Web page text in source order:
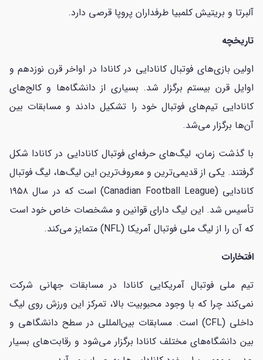
آلبرتا و بریتیش کلمبیا طرفداران پروپا قرصی دارد.
تاریخچه
اولین بازی‌های فوتبال کانادایی در کانادا در اواخر قرن نوزدهم و
اوایل قرن بیستم برگزار شد. بسیاری از دانشگاه‌ها و کالج‌های
کانادایی تیم‌های فوتبال خود را تشکیل دادند و مسابقات بین
آن‌ها برگزار می‌شد.
با گذشت زمان، لیگ‌های حرفه‌ای فوتبال کانادایی در کانادا شکل
گرفتند. یکی از قدیمی‌ترین و معروف‌ترین این لیگ‌ها، لیگ فوتبال
کانادایی (Canadian Football League) است که در سال ۱۹۵۸
تأسیس شد. این لیگ دارای قوانین و مشخصات خاص خود است
که آن را از لیگ ملی فوتبال آمریکا (NFL) متمایز می‌کند.
افتخارات
تیم ملی فوتبال آمریکایی کانادا در مسابقات جهانی شرکت
نمی‌کند چرا که با وجود محبوبیت بالا، تمرکز این ورزش روی لیگ‌
داخلی (CFL) است. مسابقات بین‌المللی در سطح دانشگاهی و
بین دانشگاه‌های مختلف کانادا برگزار می‌شود و رقابت‌های بسیار